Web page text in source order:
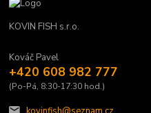
KOVIN FISH s.r.o.
Kováč Pavel
+420 608 982 777
(Po-Pá, 8:30-17:30 hod.)